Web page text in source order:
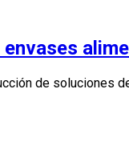
de soluciones